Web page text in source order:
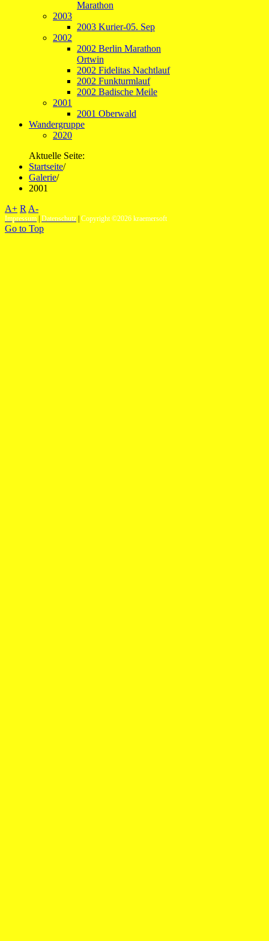
Marathon
2003
2003 Kurier-05. Sep
2002
2002 Berlin Marathon
Ortwin
2002 Fidelitas Nachtlauf
2002 Funkturmlauf
2002 Badische Meile
2001
2001 Oberwald
Wandergruppe
2020
Aktuelle Seite:
Startseite/
Galerie/
2001
A+ R A-
Impressum Datenschutz Copyright ©2026 kraemersoft
Go to Top